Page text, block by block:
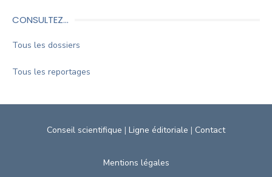
CONSULTEZ…
Tous les dossiers
Tous les reportages
Conseil scientifique | Ligne éditoriale | Contact
Mentions légales